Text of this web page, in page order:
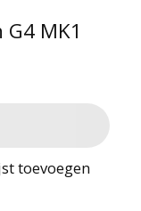
MK1
toevoegen